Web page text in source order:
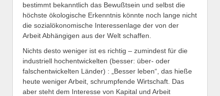
bestimmt bekanntlich das Bewußtsein und selbst die
höchste ökologische Erkenntnis könnte noch lange nicht
die sozialökonomische Interessenlage der von der
Arbeit Abhängigen aus der Welt schaffen.
Nichts desto weniger ist es richtig – zumindest für die
industriell hochentwickelten (besser: über- oder
falschentwickelten Länder) : „Besser leben“, das hieße
heute weniger Arbeit, schrumpfende Wirtschaft. Das
aber steht dem Interesse von Kapital und Arbeit